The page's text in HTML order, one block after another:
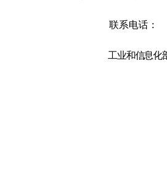
联系电话：
工业和信息化